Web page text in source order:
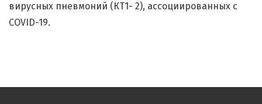
вирусных пневмоний (КТ1- 2), ассоциированных с
COVID-19.